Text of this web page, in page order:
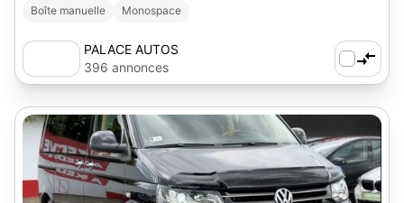
Boîte manuelle
Monospace
PALACE AUTOS
396 annonces